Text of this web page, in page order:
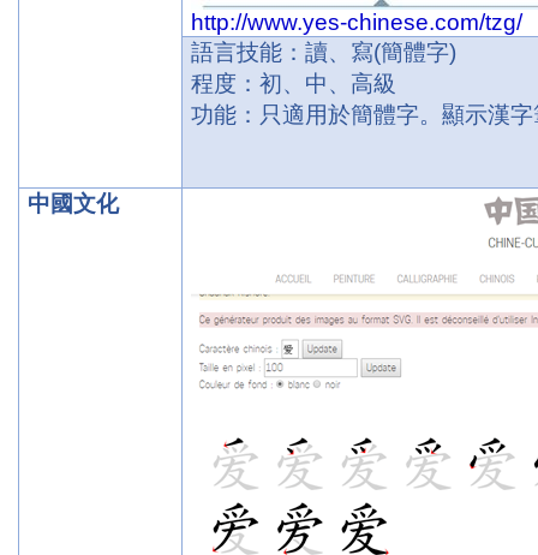
http://www.yes-chinese.com/tzg/
語言技能：讀、寫(簡體字)
程度：初、中、高級
功能：只適用於簡體字。顯示漢
中國文化